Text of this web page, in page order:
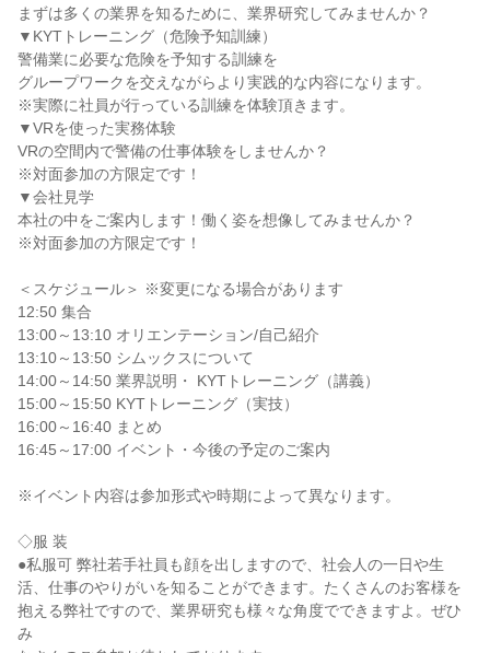
まずは多くの業界を知るために、業界研究してみませんか？
▼KYTトレーニング（危険予知訓練）
警備業に必要な危険を予知する訓練を
グループワークを交えながらより実践的な内容になります。
※実際に社員が行っている訓練を体験頂きます。
▼VRを使った実務体験
VRの空間内で警備の仕事体験をしませんか？
※対面参加の方限定です！
▼会社見学
本社の中をご案内します！働く姿を想像してみませんか？
※対面参加の方限定です！
＜スケジュール＞ ※変更になる場合があります
12:50 集合
13:00～13:10 オリエンテーション/自己紹介
13:10～13:50 シムックスについて
14:00～14:50 業界説明・ KYTトレーニング（講義）
15:00～15:50 KYTトレーニング（実技）
16:00～16:40 まとめ
16:45～17:00 イベント・今後の予定のご案内
※イベント内容は参加形式や時期によって異なります。
◇服 装
●私服可 弊社若手社員も顔を出しますので、社会人の一日や生
活、仕事のやりがいを知ることができます。たくさんのお客様を
抱える弊社ですので、業界研究も様々な角度でできますよ。ぜひ
み